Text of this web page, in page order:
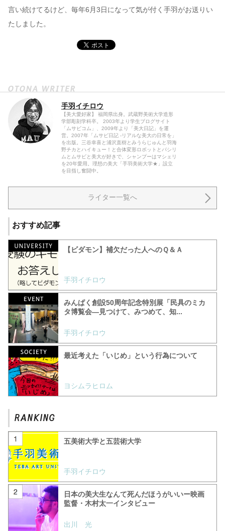
言い続けてるけど、毎年6月3日になって気が付く手羽がお送りい
たしました。
手羽イチロウ
【美大愛好家】 福岡県出身。武蔵野美術大学造形
学部彫刻学科卒。 2003年より学生ブログサイト
「ムサビコム」、2009年より「美大日記」を運
営。2007年「ムサビ日記 -リアルな美大の日常を」
を出版。三谷幸喜と浦沢直樹とみうらじゅんと羽海
野チカとハイキュー！と合体変形ロボットとパシリ
ムとムサビと美大が好きで、シャンプーはマシェリ
を20年愛用。理想の美大「手羽美術大学★」設立
を目指し奮闘中。
ライター一覧へ
おすすめ記事
【ビダモン】補欠だった人へのＱ＆Ａ
手羽イチロウ
みんぱく創設50周年記念特別展「民具のミカ
タ博覧会―見つけて、みつめて、知...
手羽イチロウ
最近考えた「いじめ」という行為について
ヨシムラヒロム
五美術大学と五芸術大学
手羽イチロウ
日本の美大生なんて死んだほうがいいー映画
監督・木村太一インタビュー
出川 光